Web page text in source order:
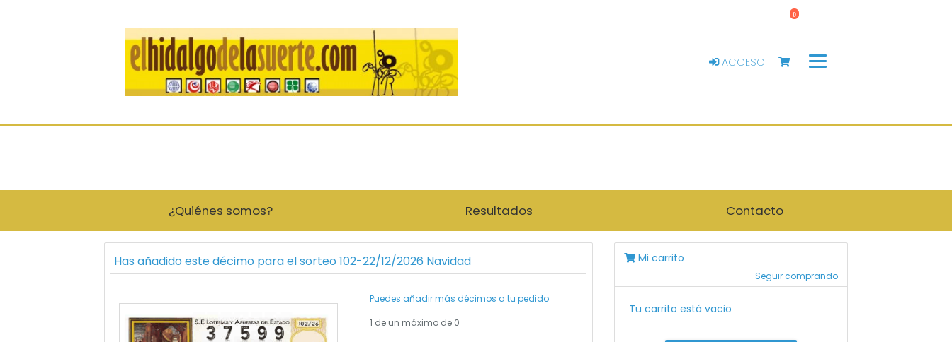
ACCESO
0
¿Quiénes somos? Resultados Contacto
Has añadido este décimo para el sorteo 102-22/12/2026 Navidad
Puedes añadir más décimos a tu pedido
1 de un máximo de 0
Mi carrito
Seguir comprando
Tu carrito está vacio